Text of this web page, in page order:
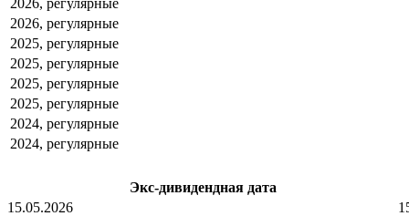
2026, регулярные
2025, регулярные
2025, регулярные
2025, регулярные
2025, регулярные
2024, регулярные
2024, регулярные
Экс-дивидендная дата
15.05.2026